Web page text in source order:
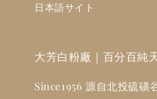
日本語サイト
大芳白粉廠｜百分百純
Since1956 源自北投硫磺